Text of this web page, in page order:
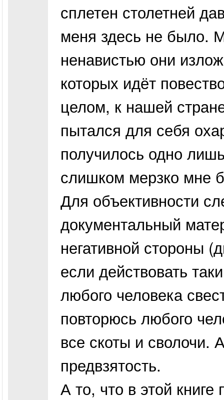
сплетен столетней
меня здесь не было.
ненавистью они
которых идёт
целом, к нашей
пытался для себя
получилось одно
слишком мерзко мне
Для объективности
документальный
негативной стороны
если действовать
любого человека
повторюсь любого
все скоты и сволочи.
предвзятость.
А то, что в этой